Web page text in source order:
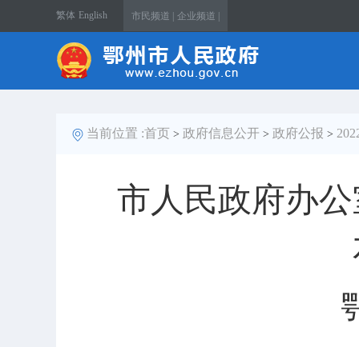
繁体 English 市民频道 | 企业频道 |
当前位置 :首页 > 政府信息公开 > 政府公报 >
市人民政府办